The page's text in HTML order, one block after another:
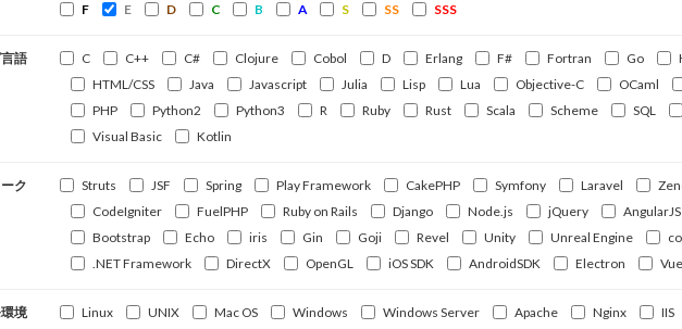
F
E D C B A S SS SSS
語 C C++ C# Clojure Cobol D Erlang F# Fortran Go
HTML/CSS
Java Javascript Julia Lisp Lua Objective-C OCaml
PHP
Python2 Python3 R Ruby Rust Scala Scheme SQL
Visual Basic
Kotlin
ク Struts JSF Spring Play Framework CakePHP Symfony Laravel
CodeIgniter
FuelPHP Ruby on Rails Django Node.js jQuery AngularJS
Bootstrap
Echo iris Gin Goji Revel Unity Unreal Engine
.NET Framework
DirectX OpenGL iOS SDK AndroidSDK Electron
境 Linux UNIX Mac OS Windows Windows Server Apache Nginx
IIS